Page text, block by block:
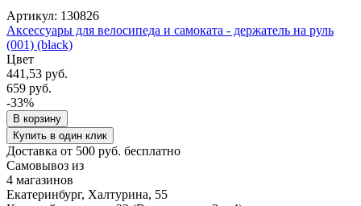
Артикул: 130826
Аксессуары для велосипеда и самоката - держатель на руль
(001) (black)
Цвет
441,53 руб.
659 руб.
-33%
В корзину
Купить в один клик
Доставка от 500 руб. бесплатно
Самовывоз из
4 магазинов
Екатеринбург, Халтурина, 55